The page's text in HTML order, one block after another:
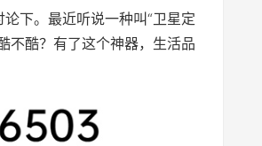
下。最近听说一种叫“卫星定
不酷？有了这个神器，生活品